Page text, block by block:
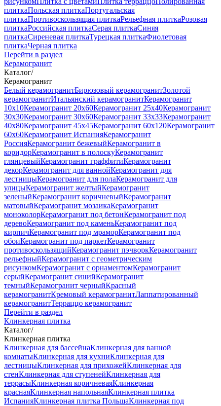
плиткаПольская плиткаПортугальская
плиткаПротивоскользящая плиткаРельефная плиткаРозовая
плиткаРоссийская плиткаСерая плиткаСиняя
плиткаСиреневая плиткаТурецкая плиткаФиолетовая
плиткаЧерная плитка
Перейти в раздел
Керамогранит
Каталог/
Керамогранит
Белый керамогранитБирюзовый керамогранитЗолотой
керамогранитИтальянский керамогранитКерамогранит
10x10Керамогранит 20x60Керамогранит 25x40Керамогранит
30x30Керамогранит 30x60Керамогранит 33x33Керамогранит
40x80Керамогранит 45x45Керамогранит 60x120Керамогранит
60x60Керамогранит ИспанияКерамогранит
РоссияКерамогранит бежевыйКерамогранит в
коридорКерамогранит в полоскуКерамогранит
глянцевыйКерамогранит граффитиКерамогранит
декорКерамогранит для ваннойКерамогранит для
лестницыКерамогранит для полаКерамогранит для
улицыКерамогранит желтыйКерамогранит
зеленыйКерамогранит коричневыйКерамогранит
матовыйКерамогранит мозаикаКерамогранит
моноколорКерамогранит под бетонКерамогранит под
деревоКерамогранит под каменьКерамогранит под
кирпичКерамогранит под мраморКерамогранит под
обоиКерамогранит под паркетКерамогранит
противоскользящийКерамогранит пэчворкКерамогранит
рельефныйКерамогранит с геометрическим
рисункомКерамогранит с орнаментомКерамогранит
серыйКерамогранит синийКерамогранит
темныйКерамогранит черныйКрасный
керамогранитКремовый керамогранитЛаппатированный
керамогранитТерраццо керамогранит
Перейти в раздел
Клинкерная плитка
Каталог/
Клинкерная плитка
Клинкерная для бассейнаКлинкерная для ванной
комнатыКлинкерная для кухниКлинкерная для
лестницыКлинкерная для прихожейКлинкерная для
стенКлинкерная для ступенейКлинкерная для
террасыКлинкерная коричневаяКлинкерная
краснаяКлинкерная напольнаяКлинкерная плитка
ИспанияКлинкерная плитка ПольшаКлинкерная под